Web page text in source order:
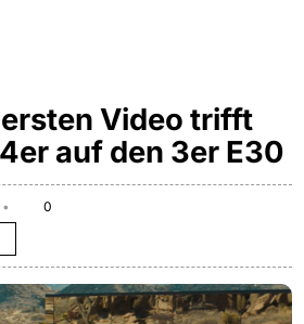
Video trifft
auf den 3er E30
0